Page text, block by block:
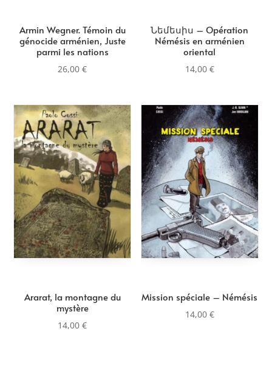
Armin Wegner. Témoin du
génocide arménien, Juste
parmi les nations
26,00€
Նեմեսիս – Opération
Némésis en arménien
oriental
14,00 €
Ararat, la montagne du
mystère
14,00€
Mission spéciale – Némésis
14,00 €